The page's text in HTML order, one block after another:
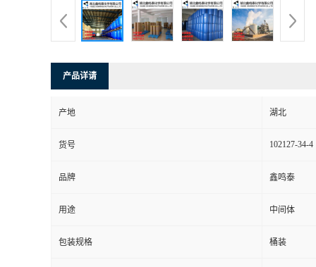
产品详请
产地 湖北
货号 102127-34-4
品牌 鑫鸣泰
用途 中间体
包装规格 桶装